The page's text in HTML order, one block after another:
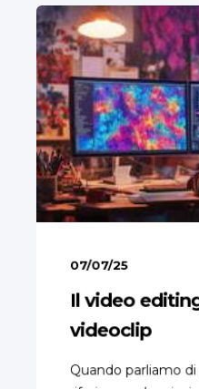
07/07/25
Il video
videoclip
Quando parliamo